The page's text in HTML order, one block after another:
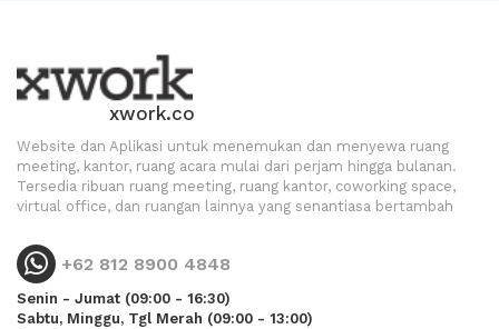
xwork.co
Website dan Aplikasi untuk menemukan dan menyewa ruang
meeting, kantor, ruang acara mulai dari perjam hingga bulanan.
Tersedia ribuan ruang meeting, ruang kantor, coworking space,
virtual office, dan ruangan lainnya yang senantiasa bertambah
+62 812 8900 4848
Senin - Jumat (09:00 - 16:30)
Sabtu, Minggu, Tgl Merah (09:00 - 13:00)